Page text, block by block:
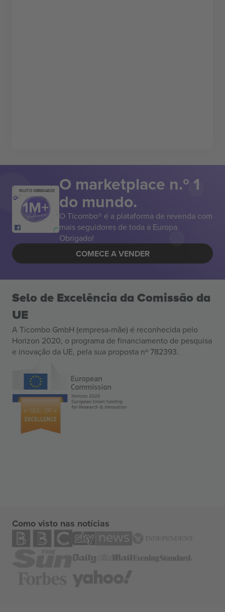
MUITO OBRIGADO! O marketplace n.º 1
do mundo.
O Ticombo® é a plataforma de revenda com
mais seguidores de toda a Europa.
Obrigado!
COMECE A VENDER
Selo de Excelência da Comissão da
UE
A Ticombo GmbH (empresa-mãe) é reconhecida pelo
Horizon 2020, o programa de financiamento de pesquisa
e inovação da UE, pela sua proposta nº 782393.
Como visto nas notícias